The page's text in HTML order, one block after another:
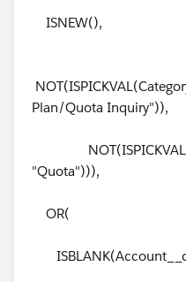
ISNEW(),
Plan/Quota Inquiry")),
NOT(ISPICKVAL
"Quota"))),
OR(